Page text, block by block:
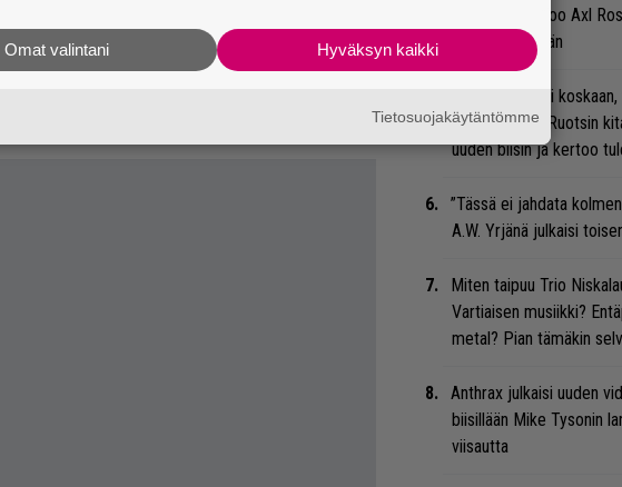
peukun hän nosti todella korkealle”,
vierailua.
nauttimaan tunnelman lisäksi myös
McKagan kertoo Axl
AC/DC-pestiään
Se on nyt tai ei
Malmsteen – Ruotsin
uuden biisin ja kertoo
”Tässä ei jahdata
A.W. Yrjänä julkaisi
Miten taipuu Trio
Vartiaisen musiikki?
metal? Pian tämäkin
Anthrax julkaisi uuden
biisillään Mike Tysonin
viisautta
Hyväksyn kaikki
Omat valintani
Tietosuojakäytäntömme